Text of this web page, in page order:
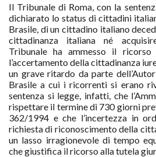
Il Tribunale di Roma, con la
dichiarato lo status di cittadini
Brasile, di un cittadino italiano
cittadinanza italiana né
Tribunale ha ammesso il
l’accertamento della cittadinanza
un grave ritardo da parte
Brasile a cui i ricorrenti si erano
sentenza si legge, infatti, che
rispettare il termine di 730 giorni
362/1994 e che l’incertezza in
richiesta di riconoscimento della
un lasso irragionevole di tempo
che giustifica il ricorso alla tutela